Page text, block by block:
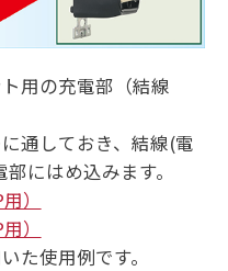
用の充電部（結線
通しておき、結線(電
にはめ込みます。
）
）
た使用例です。